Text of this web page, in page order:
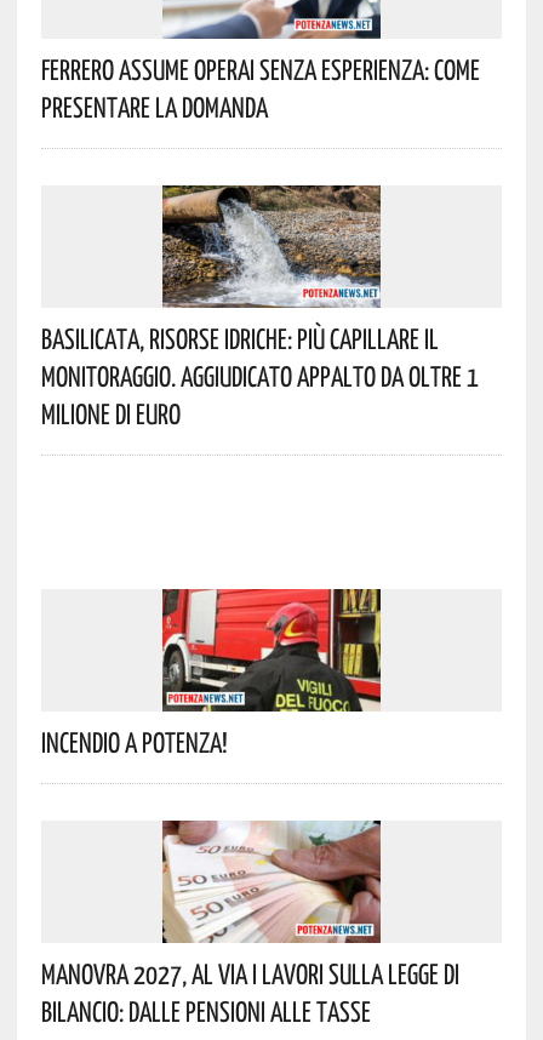
Ferrero Assume Operai Senza Esperienza: Come
Presentare La Domanda
Basilicata, Risorse Idriche: Più Capillare Il
Monitoraggio. Aggiudicato Appalto Da Oltre 1
Milione Di Euro
Incendio A Potenza!
Manovra 2027, Al Via I Lavori Sulla Legge Di
Bilancio: Dalle Pensioni Alle Tasse